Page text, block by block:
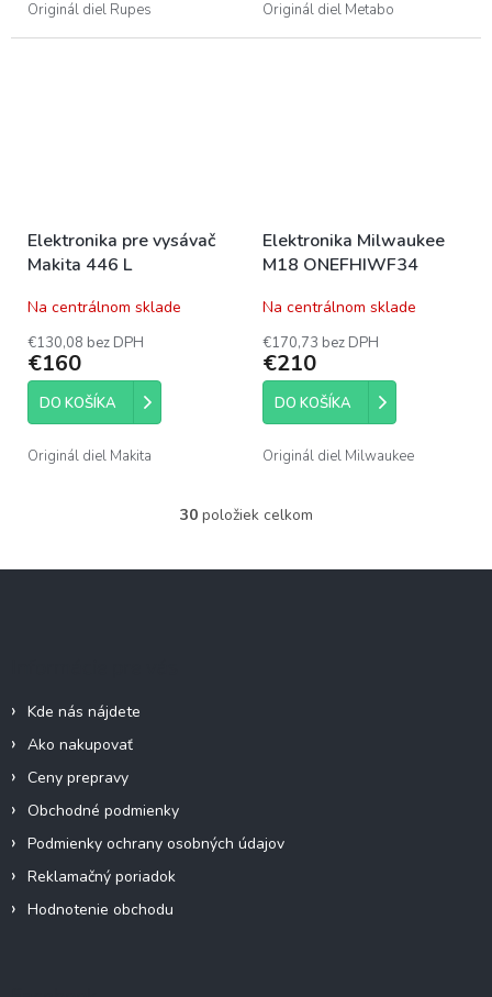
Originál diel Rupes Originál diel Metabo
Elektronika pre vysávač
Makita 446 L
Na centrálnom sklade
€130,08 bez DPH
€160
DO KOŠÍKA
Originál diel Makita
Elektronika Milwaukee
M18 ONEFHIWF34
Na centrálnom sklade
€170,73 bez DPH
€210
DO KOŠÍKA
Originál diel Milwaukee
O
l
ý
p
30položiek celkom
Kde nás nájdete
Ako nakupovať
Ceny prepravy
Obchodné podmienky
Podmienky ochrany osobných údajov
Reklamačný poriadok
Hodnotenie obchodu